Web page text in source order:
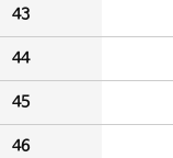
43
44
45
46